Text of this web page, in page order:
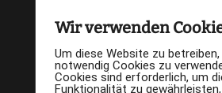
Wir verwenden
Um diese Website zu
notwendig Cookies zu
Cookies sind erforderlich, um
Funktionalität zu